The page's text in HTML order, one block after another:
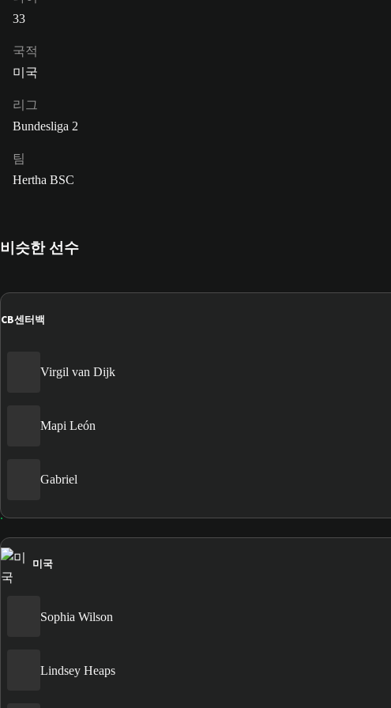
33
국적
미국
리그
Bundesliga 2
팀
Hertha BSC
비슷한 선수
CB센터백
Virgil van Dijk
Mapi León
Gabriel
미국
Sophia Wilson
Lindsey Heaps